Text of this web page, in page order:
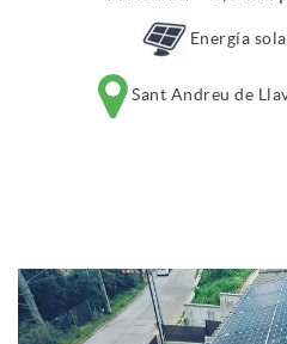
Energía
Sant Andreu de